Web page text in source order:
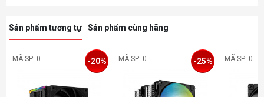
Loại đèn LED Addressable RGB LED
Sản phẩm tương tự Sản phẩm cùng hãng
MÃ SP: 0 -20% MÃ SP: 0 -25% MÃ SP: 0